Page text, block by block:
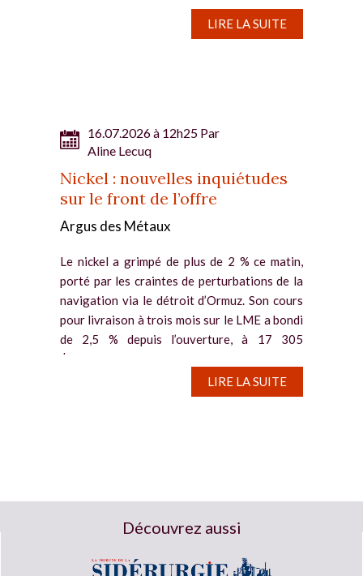
LIRE LA SUITE
16.07.2026 à 12h25 Par
Aline Lecuq
Nickel : nouvelles inquiétudes
sur le front de l’offre
Argus des Métaux
Le nickel a grimpé de plus de 2 % ce matin,
porté par les craintes de perturbations de la
navigation via le détroit d’Ormuz. Son cours
pour livraison à trois mois sur le LME a bondi
de 2,5 % depuis l’ouverture, à 17 305
$/tonne....
LIRE LA SUITE
Découvrez aussi